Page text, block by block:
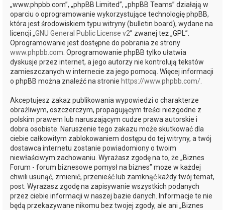
„www.phpbb.com”, „phpBB Limited”, „phpBB Teams” działają w
oparciu o oprogramowanie wykorzystujące technologię phpBB,
która jest środowiskiem typu witryny (bulletin board), wydane na
licencji „GNU General Public License v2” zwanej też „GPL”.
Oprogramowanie jest dostępne do pobrania ze strony
www.phpbb.com . Oprogramowanie phpBB tylko ułatwia
dyskusje przez internet, a jego autorzy nie kontrolują tekstów
zamieszczanych w internecie za jego pomocą. Więcej informacji
o phpBB można znaleźć na stronie https://www.phpbb.com/
Akceptujesz zakaz publikowania wypowiedzi o charakterze
obraźliwym, oszczerczym, propagującym treści niezgodne z
polskim prawem lub naruszającym cudze prawa autorskie i
dobra osobiste. Naruszenie tego zakazu może skutkować dla
ciebie całkowitym zablokowaniem dostępu do tej witryny, a twój
dostawca internetu zostanie powiadomiony o twoim
niewłaściwym zachowaniu. Wyrażasz zgodę na to, że „Biznes
Forum - forum biznesowe pomysł na biznes” może w każdej
chwili usunąć, zmienić, przenieść lub zamknąć każdy twój temat,
post. Wyrażasz zgodę na zapisywanie wszystkich podanych
przez ciebie informacji w naszej bazie danych. Informacje te nie
będą przekazywane nikomu bez twojej zgody, ale ani „Biznes